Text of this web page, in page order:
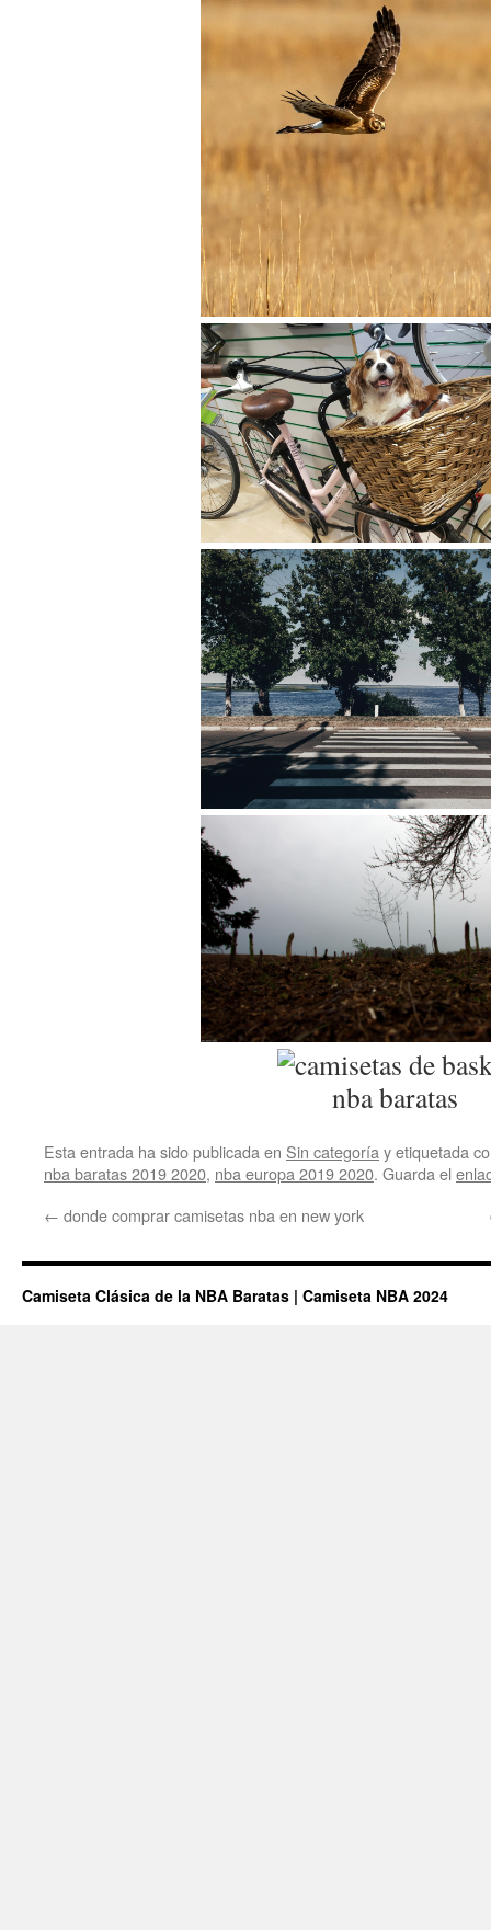
Esta entrada ha sido publicada en Sin categoría y etiquetada
nba baratas 2019 2020, nba europa 2019 2020. Guarda el
← donde comprar camisetas nba en new york
Camiseta Clásica de la NBA Baratas | Camiseta NBA 2024